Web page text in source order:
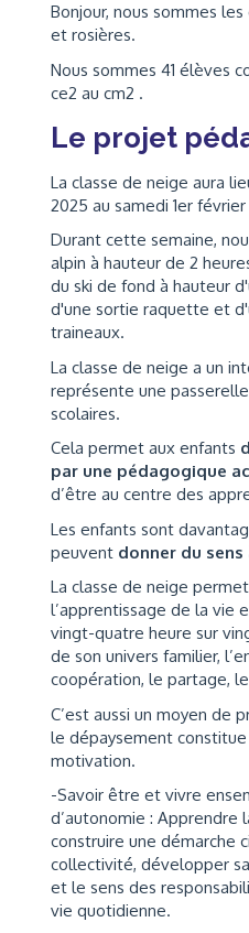
Bonjour, nous sommes
et rosières.
Nous sommes 41 élèves
ce2 au cm2 .
Le projet
La classe de neige aura
2025 au samedi 1er
Durant cette semaine,
alpin à hauteur de 2
du ski de fond à hauteur
d'une sortie raquette et
traineaux.
La classe de neige a un
représente une
scolaires.
Cela permet aux enfants
par une pédagogique
d’être au centre des
Les enfants sont
peuvent donner du
La classe de neige
l’apprentissage de la vie
vingt-quatre heure sur
de son univers familier,
coopération, le partage,
C’est aussi un moyen de
le dépaysement
motivation.
-Savoir être et vivre
d’autonomie : Apprendre
construire une démarche
collectivité, développer
et le sens des
vie quotidienne.